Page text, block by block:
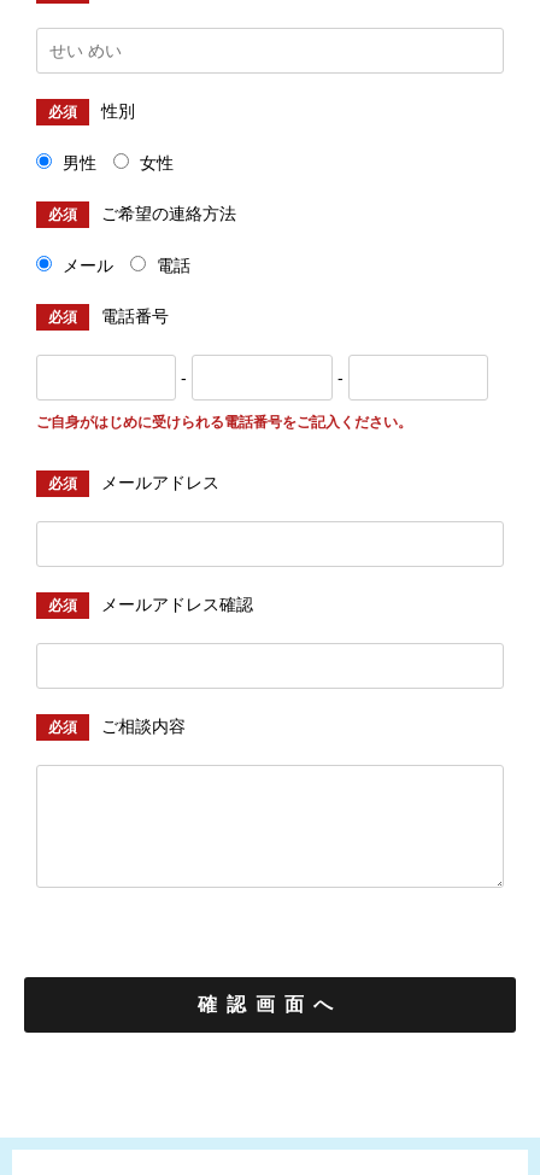
必須 性別
男性 女性
必須 ご希望の連絡方法
メール 電話
必須 電話番号
- -
ご自身がはじめに受けられる電話番号をご記入ください。
必須 メールアドレス
必須 メールアドレス確認
必須 ご相談内容